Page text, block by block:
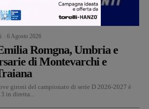
6 Agosto 2026
Romgna, Umbria e
di Montevarchi e
gironi del campionato di serie D 2026-2027 è
in diretta...